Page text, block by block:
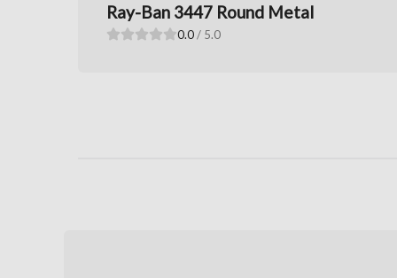
Ray-Ban 3447 Round Metal
0.0/ 5.0